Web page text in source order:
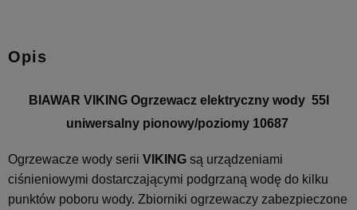
Opis
BIAWAR VIKING Ogrzewacz elektryczny wody 55l
uniwersalny pionowy/poziomy 10687
Ogrzewacze wody serii VIKING są urządzeniami
ciśnieniowymi dostarczającymi podgrzaną wodę do kilku
punktów poboru wody. Zbiorniki ogrzewaczy zabezpieczone